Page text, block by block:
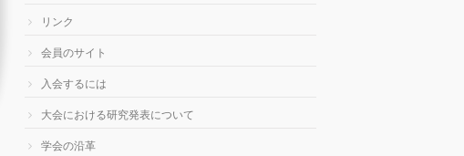
リンク
会員のサイト
入会するには
大会における研究発表について
学会の沿革